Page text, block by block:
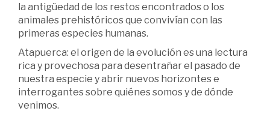
la antigüedad de los restos encontrados o los
animales prehistóricos que convivían con las
primeras especies humanas.
Atapuerca: el origen de la evolución es una lectura
rica y provechosa para desentrañar el pasado de
nuestra especie y abrir nuevos horizontes e
interrogantes sobre quiénes somos y de dónde
venimos.